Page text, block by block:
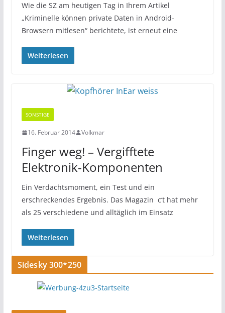
Wie die SZ am heutigen Tag in Ihrem Artikel
„Kriminelle können private Daten in Android-
Browsern mitlesen“ berichtete, ist erneut eine
Weiterlesen
SONSTIGE
16. Februar 2014 Volkmar
Finger weg! – Vergifftete
Elektronik-Komponenten
Ein Verdachtsmoment, ein Test und ein
erschreckendes Ergebnis. Das Magazin c‘t hat mehr
als 25 verschiedene und alltäglich im Einsatz
Weiterlesen
Sidesky 300*250